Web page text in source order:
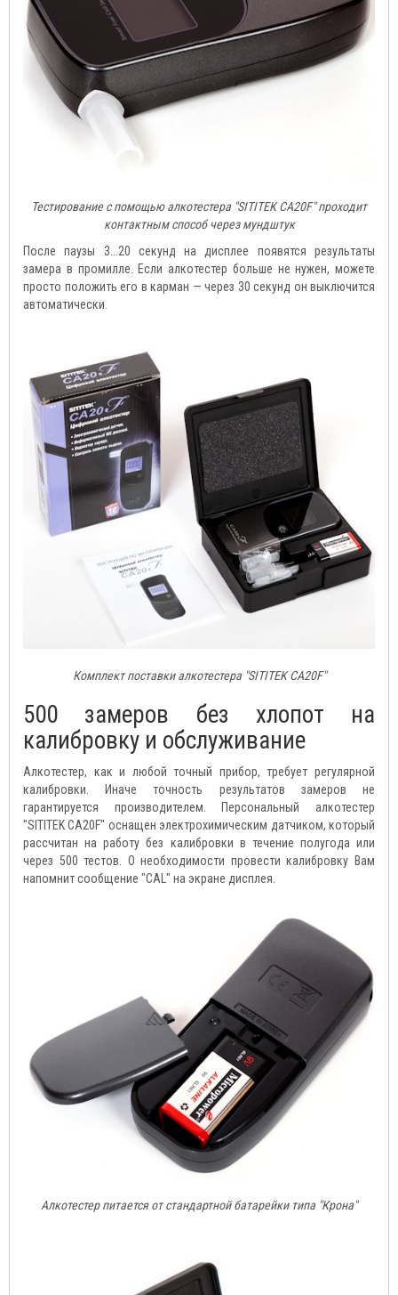
Тестирование с помощью алкотестера "SITITEK CA20F" проходит
контактным способ через мундштук
После паузы 3...20 секунд на дисплее появятся результаты
замера в промилле. Если алкотестер больше не нужен, можете
просто положить его в карман — через 30 секунд он выключится
автоматически.
Комплект поставки алкотестера "SITITEK CA20F"
500 замеров без хлопот на
калибровку и обслуживание
Алкотестер, как и любой точный прибор, требует регулярной
калибровки. Иначе точность результатов замеров не
гарантируется производителем. Персональный алкотестер
"SITITEK CA20F" оснащен электрохимическим датчиком, который
рассчитан на работу без калибровки в течение полугода или
через 500 тестов. О необходимости провести калибровку Вам
напомнит сообщение "CAL" на экране дисплея.
Алкотестер питается от стандартной батарейки типа "Крона"